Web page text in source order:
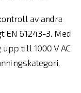
av andra
61243-3. Med
till 1000 V AC